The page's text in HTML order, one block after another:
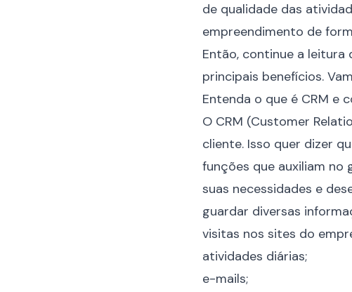
de qualidade das
empreendimento de
Então, continue a leitura
principais benefícios.
Entenda o que é CRM e
O CRM (Customer
cliente. Isso quer dizer
funções que auxiliam no
suas necessidades e
guardar diversas
visitas nos sites do
atividades diárias;
e-mails;